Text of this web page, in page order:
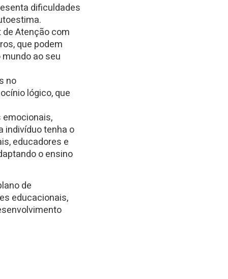
dificuldades
Atenção com
que podem
ao seu
no
lógico, que
indivíduo tenha o
educadores e
o ensino
de
educacionais,